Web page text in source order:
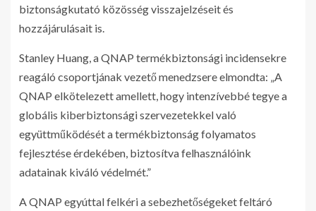
biztonságkutató közösség visszajelzéseit és
hozzájárulásait is.
Stanley Huang, a QNAP termékbiztonsági incidensekre
reagáló csoportjának vezető menedzsere elmondta: „A
QNAP elkötelezett amellett, hogy intenzívebbé tegye a
globális kiberbiztonsági szervezetekkel való
együttműködését a termékbiztonság folyamatos
fejlesztése érdekében, biztosítva felhasználóink
adatainak kiváló védelmét.”
A QNAP egyúttal felkéri a sebezhetőségeket feltáró